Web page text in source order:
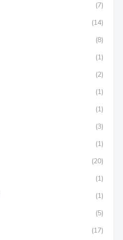
(7)
(14)
(8)
(1)
(2)
(1)
(1)
(3)
(1)
(20)
(1)
(1)
(5)
(17)